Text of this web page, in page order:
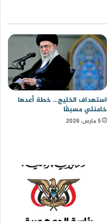
استهداف الخليج… خطة أعدها
خامنئي مسبقًا
5 مارس، 2026